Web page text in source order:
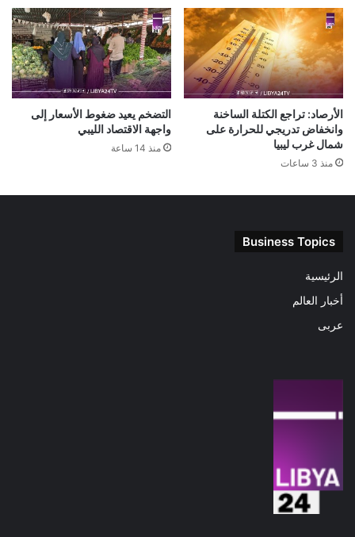
الأرصاد: تراجع الكتلة الساخنة
وانخفاض تدريجي للحرارة على
شمال غرب ليبيا
منذ 3 ساعات
التضخم يعيد ضغوط الأسعار إلى
واجهة الاقتصاد الليبي
منذ 14 ساعة
Business Topics
الرئيسية
أخبار العالم
عربى